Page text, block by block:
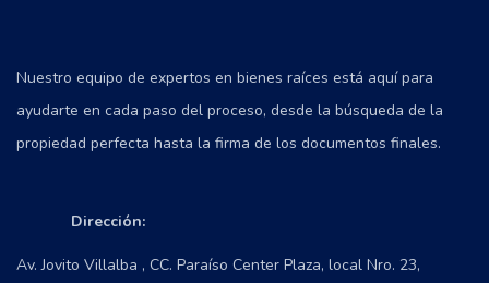
Nuestro equipo de expertos en bienes raíces está aquí para
ayudarte en cada paso del proceso, desde la búsqueda de la
propiedad perfecta hasta la firma de los documentos finales.
Dirección:
Av. Jovito Villalba , CC. Paraíso Center Plaza, local Nro. 23,